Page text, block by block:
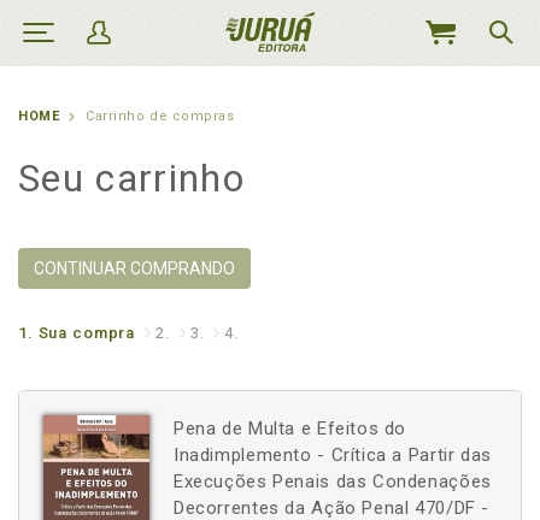
MEU
HOME Carrinho de compras
Seu carrinho
CONTINUAR COMPRANDO
1. Sua compra 2. 3. 4.
Pena de Multa e Efeitos do
Inadimplemento - Crítica a Partir das
Execuções Penais das Condenações
Decorrentes da Ação Penal 470/DF -